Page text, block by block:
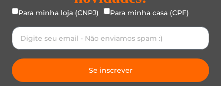
Para minha loja (CNPJ) Para minha casa (CPF)
Se inscrever